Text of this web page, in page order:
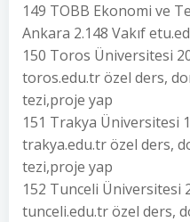
149 TOBB Ekonomi ve
Ankara 2.148 Vakıf
150 Toros Üniversitesi
toros.edu.tr özel ders,
tezi,proje yap
151 Trakya Üniversitesi
trakya.edu.tr özel ders,
tezi,proje yap
152 Tunceli Üniversitesi
tunceli.edu.tr özel ders,